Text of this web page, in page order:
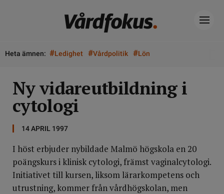
Heta ämnen: #Ledighet #Vårdpolitik #Lön
Ny vidareutbildning i
cytologi
14 APRIL 1997
I höst erbjuder nybildade Malmö högskola en 20
poängskurs i klinisk cytologi, främst vaginalcytologi.
Initiativet till kursen, liksom lärarkompetens och
utrustning, kommer från vårdhögskolan, men